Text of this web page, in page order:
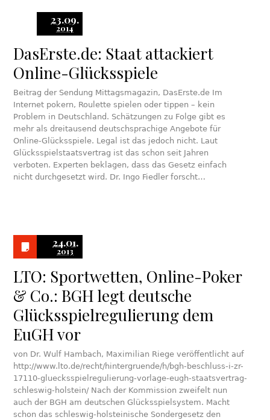
23.09.
2014
DasErste.de: Staat attackiert
Online-Glücksspiele
Beitrag der Sendung Mittagsmagazin, DasErste.de Im
Internet pokern, Roulette spielen oder tippen – kein
Problem in Deutschland. Schätzungen zu Folge gibt es
mehr als dreitausend deutschsprachige Angebote für
Online-Glücksspiele. Legal ist das jedoch nicht. Laut
Glücksspielstaatsvertrag ist das schon seit Jahren
verboten. Experten beklagen, dass das Gesetz einfach
nicht durchgesetzt wird. Dr. Ingo Fiedler forscht…
24.01.
2013
LTO: Sportwetten, Online-Poker
& Co.: BGH legt deutsche
Glücksspielregulierung dem
EuGH vor
von Dr. Wulf Hambach, Maximilian Riege veröffentlicht auf
http://www.lto.de/recht/hintergruende/h/bgh-beschluss-i-zr-
17110-gluecksspielregulierung-vorlage-eugh-staatsvertrag-
schleswig-holstein/ Nach der Kommission zweifelt nun
auch der BGH am deutschen Glücksspielsystem. Macht
schon das schleswig-holsteinische Sondergesetz den